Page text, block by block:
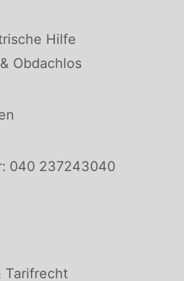
Hilfe
Obdachlos
040 237243040
Tarifrecht